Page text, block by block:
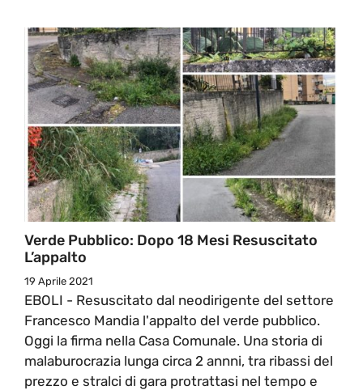
Verde Pubblico: Dopo 18 Mesi Resuscitato
L’appalto
19 Aprile 2021
EBOLI - Resuscitato dal neodirigente del settore
Francesco Mandia l'appalto del verde pubblico.
Oggi la firma nella Casa Comunale. Una storia di
malaburocrazia lunga circa 2 annni, tra ribassi del
prezzo e stralci di gara protrattasi nel tempo e